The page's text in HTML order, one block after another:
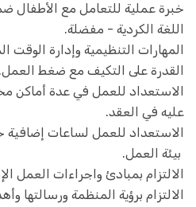
خبرة عملية للتعامل مع الأطفال
اللغة الكردية - مفضلة.
المهارات التنظيمية وإدارة الوقت
القدرة على التكيف مع ضغط العمل.
الاستعداد للعمل في عدة أماكن
عليه في العقد.
الاستعداد للعمل لساعات
بيئة العمل.
الالتزام بمبادئ واجراءات العمل
الالتزام برؤية المنظمة ورسالتها